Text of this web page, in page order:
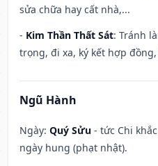
sửa chữa hay cất nhà,...
- Kim Thần Thất Sát: Tránh
trọng, đi xa, ký kết hợp
Ngũ Hành
Ngày: Quý Sửu - tức Chi
ngày hung (phạt nhật).